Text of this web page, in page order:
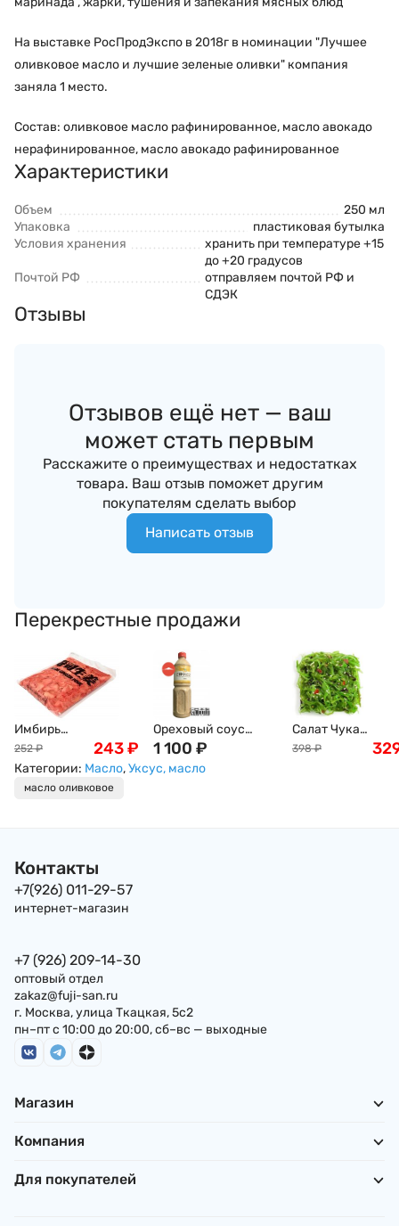
На выставке РосПродЭкспо в 2018г в номинации "Лучшее
оливковое масло и лучшие зеленые оливки" компания
заняла 1 место.
Состав: оливковое масло рафинированное, масло авокадо
нерафинированное, масло авокадо рафинированное
Характеристики
Объем
250 мл
Упаковка
пластиковая бутылка
Условия хранения
хранить при температуре +15
до +20 градусов
Почтой РФ
отправляем почтой РФ и
СДЭК
Отзывы
Отзывов ещё нет — ваш
может стать первым
Расскажите о преимуществах и недостатках
товара. Ваш отзыв поможет другим
покупателям сделать выбор
Написать отзыв
Перекрестные продажи
Имбирь
маринованный,
розовый, 1кг
252 ₽ 243₽
Ореховый соус
(Гамадари) Косё, 1л
1 100 ₽
Салат Чука
(замороженный) ,
398 ₽
Категории: Масло,Уксус, масло
масло оливковое
Контакты
+7(926) 011-29-57
интернет-магазин
+7 (926) 209-14-30
оптовый отдел
zakaz@fuji-san.ru
г. Москва, улица Ткацкая, 5с2
пн–пт с 10:00 до 20:00, сб–вс — выходные
Магазин
Компания
Для покупателей